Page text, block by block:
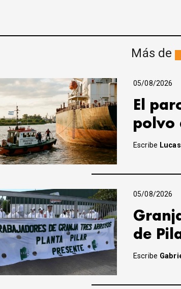
Más de
05/08/2026
El
polvo
Escribe
05/08/2026
de
Escribe